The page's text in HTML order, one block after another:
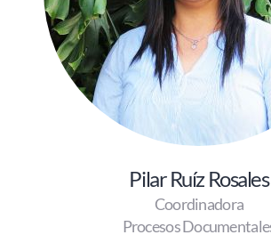
Pilar Ruíz Rosales
Coordinadora
Procesos